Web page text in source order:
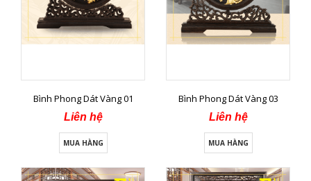
Bình Phong Dát Vàng 01
Liên hệ
MUA HÀNG
Bình Phong Dát Vàng 03
Liên hệ
MUA HÀNG